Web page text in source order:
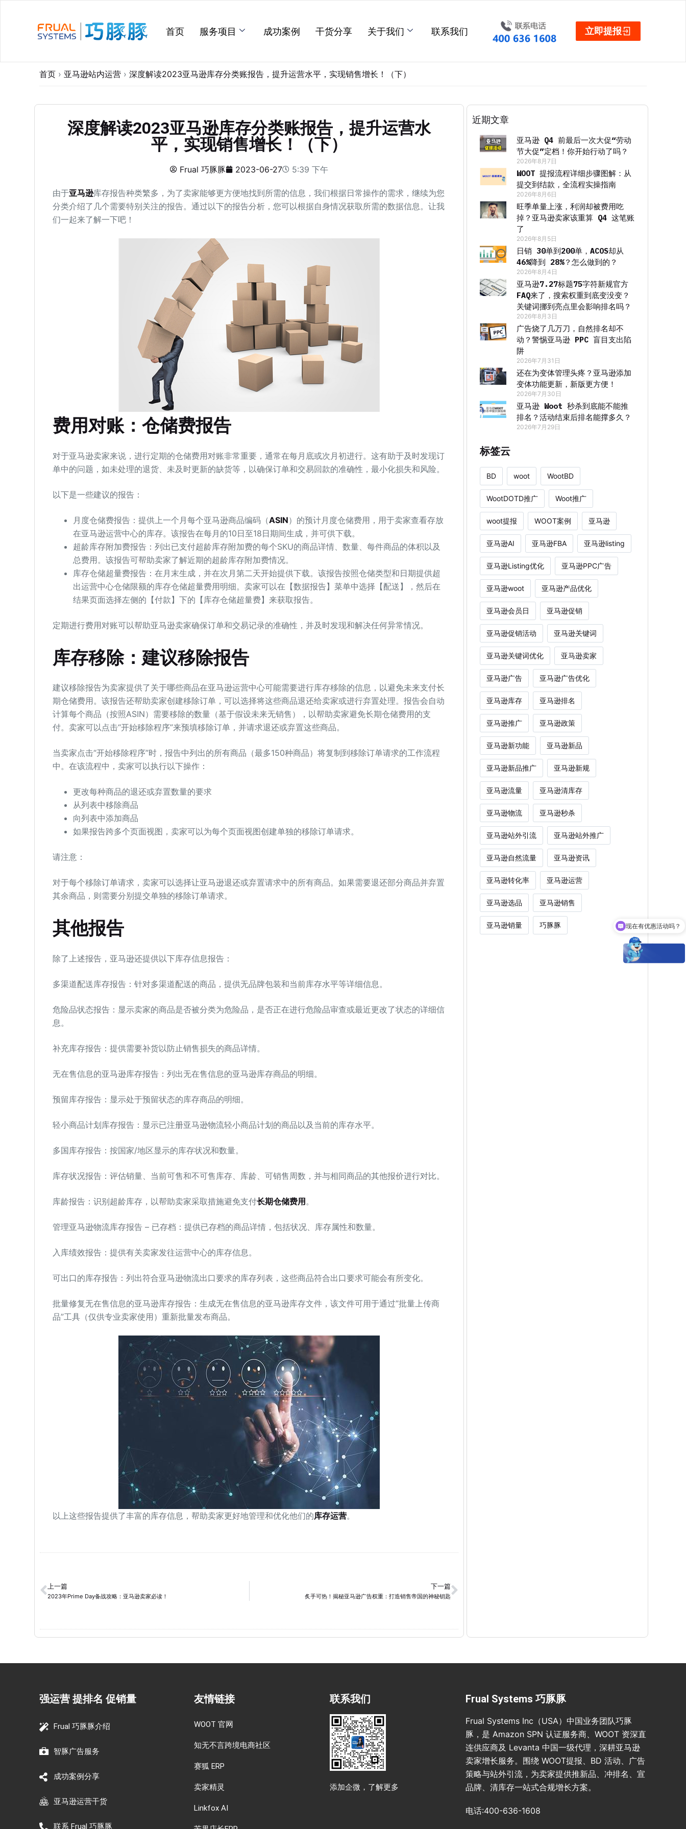
首页 服务项目 成功案例 干货分享 关于我们 联系我们 立即提报
首页 › 亚马逊站内运营 › 深度解读2023亚马逊库存分类账报告，提升运营水平，实现销售增长！（下）
深度解读2023亚马逊库存分类账报告，提升运营水
平，实现销售增长！（下）
Frual 巧豚豚 2023-06-27 5:39 下午
由于亚马逊库存报告种类繁多，为了卖家能够更方便地找到所需的信息，我们根据日常操作的需求，继续为您
分类介绍了几个需要特别关注的报告。通过以下的报告分析，您可以根据自身情况获取所需的数据信息。让我
们一起来了解一下吧！
费用对账：仓储费报告
对于亚马逊卖家来说，进行定期的仓储费用对账非常重要，通常在每月底或次月初进行。这有助于及时发现订
单中的问题，如未处理的退货、未及时更新的缺货等，以确保订单和交易回款的准确性，最小化损失和风险。
以下是一些建议的报告：
月度仓储费报告：提供上一个月每个亚马逊商品编码（ASIN）的预计月度仓储费用，用于卖家查看存放
在亚马逊运营中心的库存。该报告在每月的10日至18日期间生成，并可供下载。
超龄库存附加费报告：列出已支付超龄库存附加费的每个SKU的商品详情、数量、每件商品的体积以及
总费用。该报告可帮助卖家了解近期的超龄库存附加费情况。
库存仓储超量费报告：在月末生成，并在次月第二天开始提供下载。该报告按照仓储类型和日期提供超
出运营中心仓储限额的库存仓储超量费用明细。卖家可以在【数据报告】菜单中选择【配送】，然后在
结果页面选择左侧的【付款】下的【库存仓储超量费】来获取报告。
定期进行费用对账可以帮助亚马逊卖家确保订单和交易记录的准确性，并及时发现和解决任何异常情况。
库存移除：建议移除报告
建议移除报告为卖家提供了关于哪些商品在亚马逊运营中心可能需要进行库存移除的信息，以避免未来支付长
期仓储费用。该报告还帮助卖家创建移除订单，可以选择将这些商品退还给卖家或进行弃置处理。报告会自动
计算每个商品（按照ASIN）需要移除的数量（基于假设未来无销售），以帮助卖家避免长期仓储费用的支
付。卖家可以点击“开始移除程序”来预填移除订单，并请求退还或弃置这些商品。
当卖家点击“开始移除程序”时，报告中列出的所有商品（最多150种商品）将复制到移除订单请求的工作流程
中。在该流程中，卖家可以执行以下操作：
更改每种商品的退还或弃置数量的要求
从列表中移除商品
向列表中添加商品
如果报告跨多个页面视图，卖家可以为每个页面视图创建单独的移除订单请求。
请注意：
对于每个移除订单请求，卖家可以选择让亚马逊退还或弃置请求中的所有商品。如果需要退还部分商品并弃置
其余商品，则需要分别提交单独的移除订单请求。
其他报告
除了上述报告，亚马逊还提供以下库存信息报告：
多渠道配送库存报告：针对多渠道配送的商品，提供无品牌包装和当前库存水平等详细信息。
危险品状态报告：显示卖家的商品是否被分类为危险品，是否正在进行危险品审查或最近更改了状态的详细信
息。
补充库存报告：提供需要补货以防止销售损失的商品详情。
无在售信息的亚马逊库存报告：列出无在售信息的亚马逊库存商品的明细。
预留库存报告：显示处于预留状态的库存商品的明细。
轻小商品计划库存报告：显示已注册亚马逊物流轻小商品计划的商品以及当前的库存水平。
多国库存报告：按国家/地区显示的库存状况和数量。
库存状况报告：评估销量、当前可售和不可售库存、库龄、可销售周数，并与相同商品的其他报价进行对比。
库龄报告：识别超龄库存，以帮助卖家采取措施避免支付长期仓储费用。
管理亚马逊物流库存报告 – 已存档：提供已存档的商品详情，包括状况、库存属性和数量。
入库绩效报告：提供有关卖家发往运营中心的库存信息。
可出口的库存报告：列出符合亚马逊物流出口要求的库存列表，这些商品符合出口要求可能会有所变化。
批量修复无在售信息的亚马逊库存报告：生成无在售信息的亚马逊库存文件，该文件可用于通过”批量上传商
品”工具（仅供专业卖家使用）重新批量发布商品。
以上这些报告提供了丰富的库存信息，帮助卖家更好地管理和优化他们的库存运营。
上一篇
2023年Prime Day备战攻略：亚马逊卖家必读！
下一篇
炙手可热！揭秘亚马逊广告权重：打造销售帝国的神秘钥匙
近期文章
亚马逊 Q4 前最后一次大促“劳动
节大促”定档！你开始行动了吗？
2026年8月7日
WOOT 提报流程详细步骤图解：从
提交到结款，全流程实操指南
2026年8月6日
旺季单量上涨，利润却被费用吃
掉？亚马逊卖家该重算 Q4 这笔账
了
2026年8月5日
日销 30单到200单，ACOS却从
46%降到 28%？怎么做到的？
2026年8月4日
亚马逊7.27标题75字符新规官方
FAQ来了，搜索权重到底变没变？
关键词挪到亮点里会影响排名吗？
2026年8月3日
广告烧了几万刀，自然排名却不
动？警惕亚马逊 PPC 盲目支出陷
阱
2026年7月31日
还在为变体管理头疼？亚马逊添加
变体功能更新，新版更方便！
2026年7月30日
亚马逊 Woot 秒杀到底能不能推
排名？活动结束后排名能撑多久？
2026年7月29日
标签云
BD woot WootBD
WootDOTD推广 Woot推广
woot提报 WOOT案例 亚马逊
亚马逊AI 亚马逊FBA 亚马逊listing
亚马逊Listing优化 亚马逊PPC广告
亚马逊woot 亚马逊产品优化
亚马逊会员日 亚马逊促销
亚马逊促销活动 亚马逊关键词
亚马逊关键词优化 亚马逊卖家
亚马逊广告 亚马逊广告优化
亚马逊库存 亚马逊排名
亚马逊推广 亚马逊政策
亚马逊新功能 亚马逊新品
亚马逊新品推广 亚马逊新规
亚马逊流量 亚马逊清库存
亚马逊物流 亚马逊秒杀
亚马逊站外引流 亚马逊站外推广
亚马逊自然流量 亚马逊资讯
亚马逊转化率 亚马逊运营
亚马逊选品 亚马逊销售
亚马逊销量 巧豚豚
强运营 提排名 促销量
Frual 巧豚豚介绍
智豚广告服务
成功案例分享
亚马逊运营干货
联系 Frual 巧豚豚
友情链接
WOOT 官网
知无不言跨境电商社区
赛狐 ERP
卖家精灵
Linkfox AI
联系我们
添加企微，了解更多
Frual Systems 巧豚豚
Frual Systems Inc（USA）中国业务团队巧豚
豚，是 Amazon SPN 认证服务商、WOOT 资深直
连供应商及 Levanta 中国一级代理，深耕亚马逊
卖家增长服务。围绕 WOOT提报、BD 活动、广告
策略与站外引流，为卖家提供推新品、冲排名、宣
品牌、清库存一站式合规增长方案。
电话:400-636-1608
现在有优惠活动吗？